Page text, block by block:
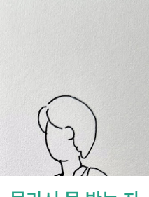
또는 취업지원 참여 참여 여부
국민취업제도 는 취업을 준비하
일한 기회를 제공하면서 자립을
하나의 제도라기보다 생계급여를
상태를 말합니다. [조건부과 생
력 있어도 생계급여 받는 법? 조